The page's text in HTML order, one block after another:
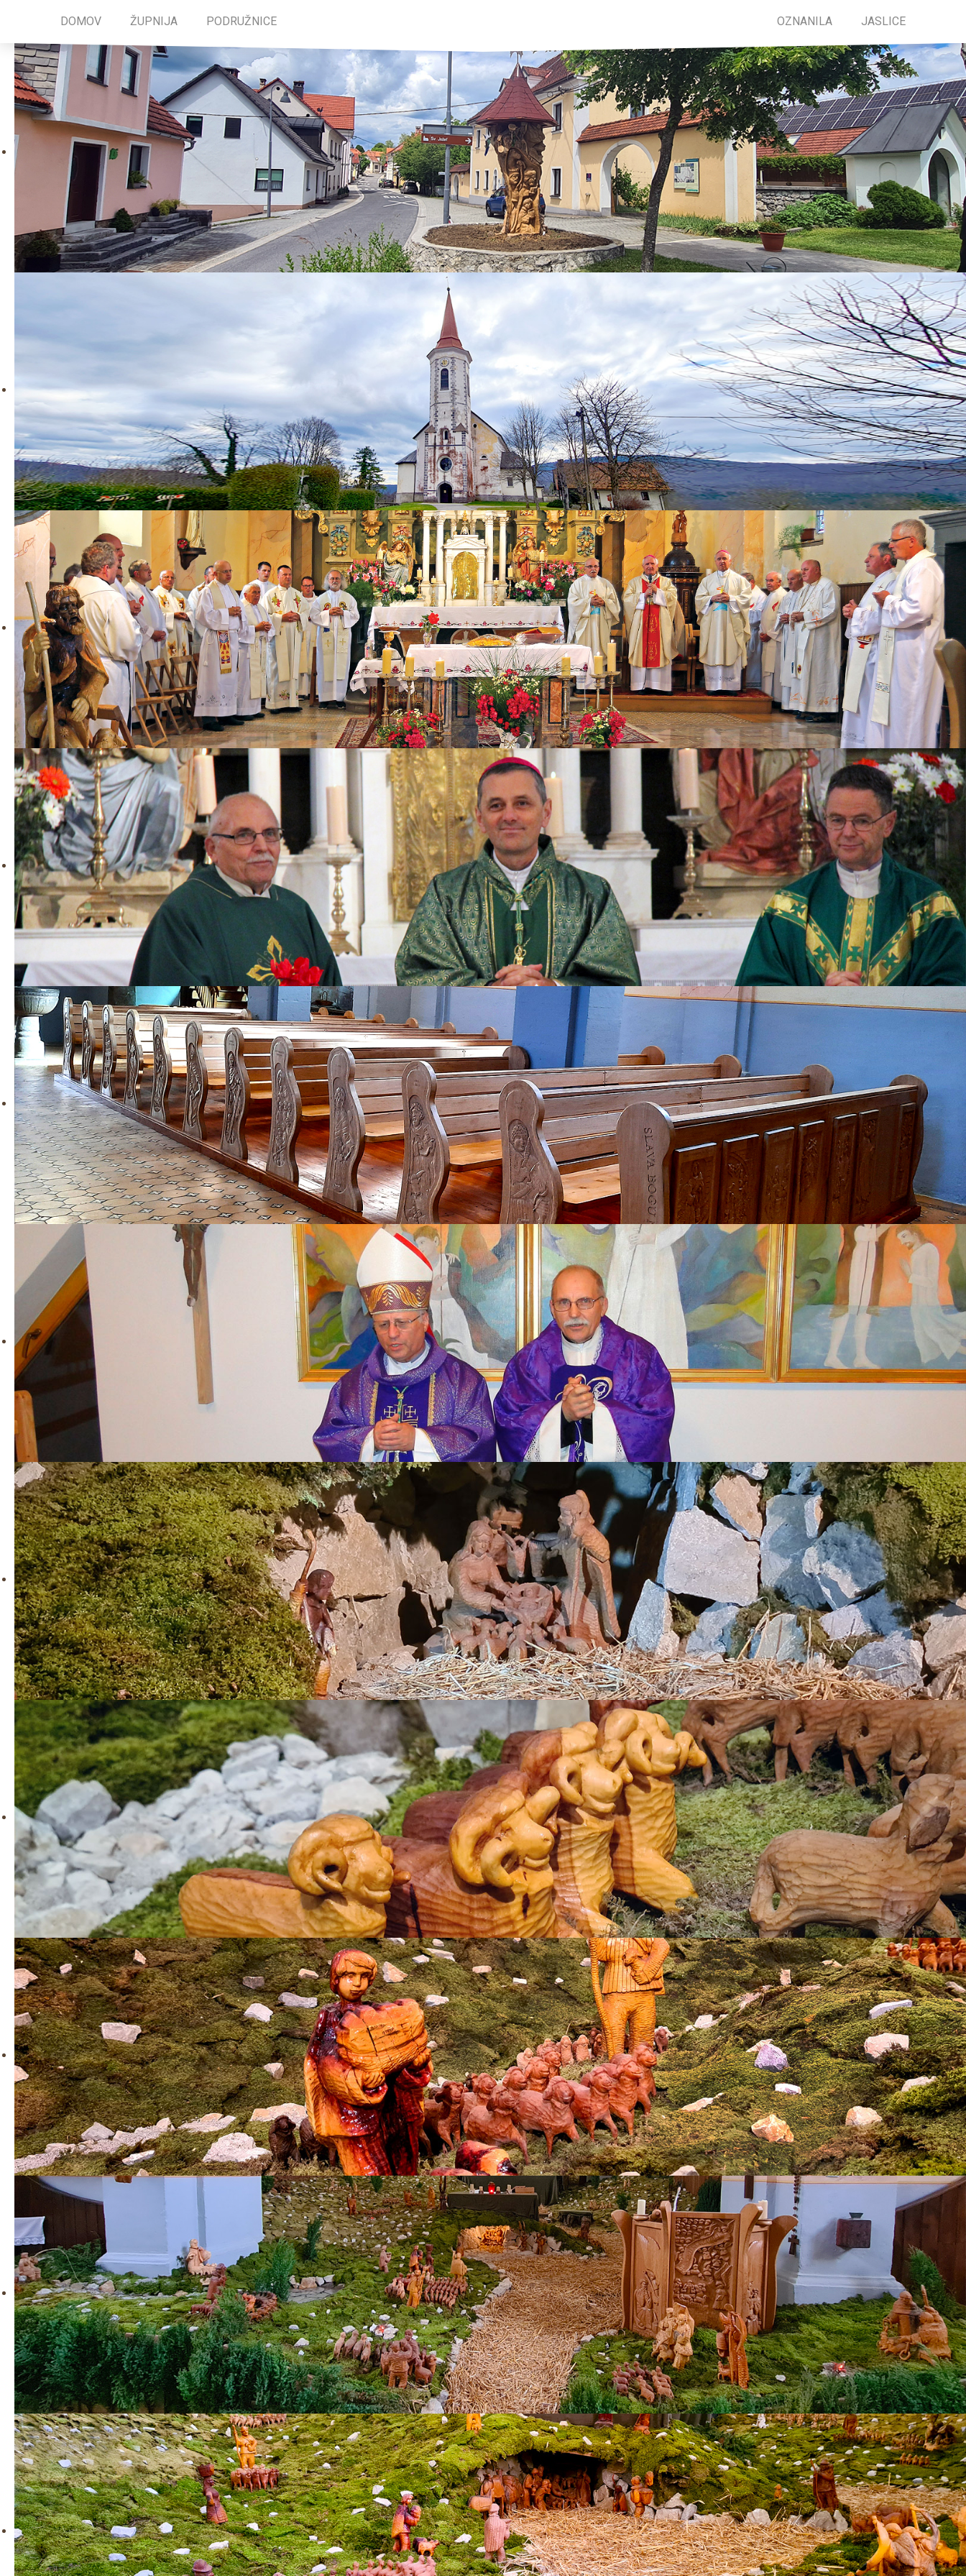
DOMOV ŽUPNIJA PODRUŽNICE OZNANILA JASLICE